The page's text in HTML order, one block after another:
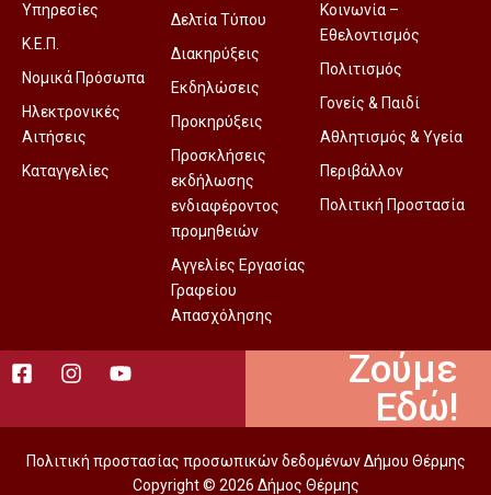
Υπηρεσίες
Κ.Ε.Π.
Νομικά Πρόσωπα
Ηλεκτρονικές
Αιτήσεις
Καταγγελίες
Δελτία Τύπου
Διακηρύξεις
Εκδηλώσεις
Προκηρύξεις
Προσκλήσεις
εκδήλωσης
ενδιαφέροντος
προμηθειών
Αγγελίες Εργασίας
Γραφείου
Απασχόλησης
Κοινωνία –
Εθελοντισμός
Πολιτισμός
Γονείς & Παιδί
Αθλητισμός & Υγεία
Περιβάλλον
Πολιτική Προστασία
Ζούμε
Εδώ!
Πολιτική προστασίας προσωπικών δεδομένων Δήμου Θέρμης
Copyright © 2026 Δήμος Θέρμης